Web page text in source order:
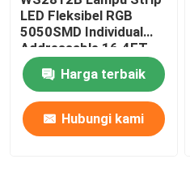
LED Fleksibel RGB
5050SMD Individual
Addressable 16.4FT
60Pixels/M 300Pixels
PCB Hitam Penuh
Warna
Harga terbaik
Hubungi kami